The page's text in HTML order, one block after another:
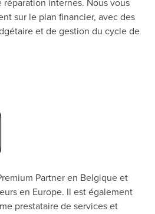
sur le plan financier, avec des
et de gestion du cycle de
Partner en Belgique et
en Europe. Il est également
prestataire de services et